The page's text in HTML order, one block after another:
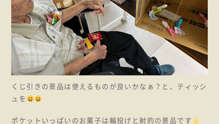
くじ引きの景品は使えるものが良いかなぁ？と、ティッシ
ュを
ポケットいっぱいのお菓子は輪投げと射的の景品です